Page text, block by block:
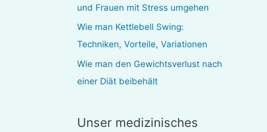
und Frauen mit Stress umgehen
Wie man Kettlebell Swing:
Techniken, Vorteile, Variationen
Wie man den Gewichtsverlust nach
einer Diät beibehält
Unser medizinisches